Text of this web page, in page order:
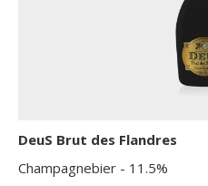
DeuS Brut des Flandres
Champagnebier - 11.5%